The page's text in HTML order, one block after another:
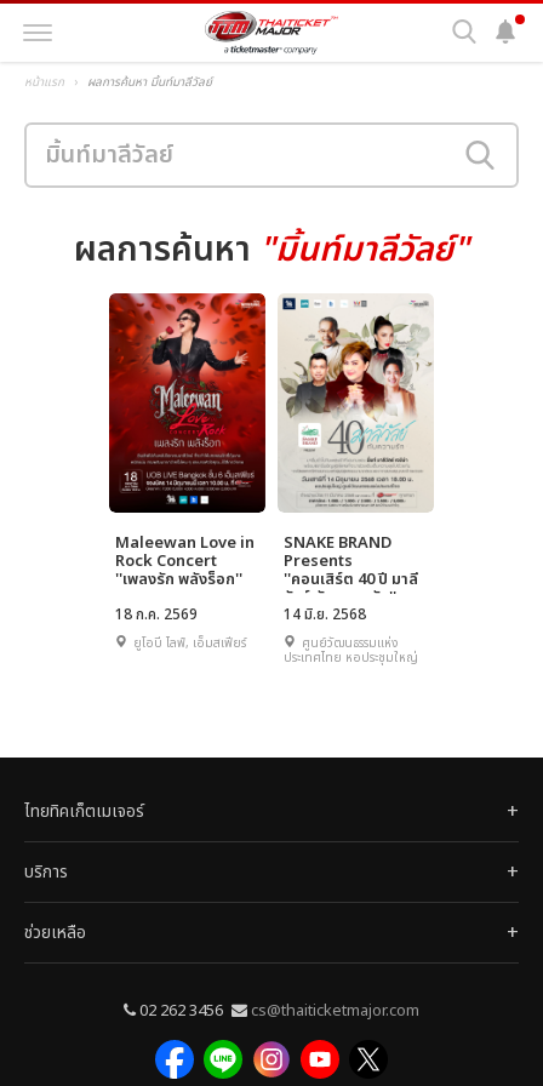
หน้าแรก ผลการค้นหา มิ้นท์มาลีวัลย์
ผลการค้นหา "มิ้นท์มาลีวัลย์"
Maleewan Love in
Rock Concert
''เพลงรัก พลังร็อก''
18 ก.ค. 2569
ยูโอบี ไลฟ์, เอ็มสเฟียร์
SNAKE BRAND
Presents
''คอนเสิร์ต 40 ปี มาลี
วัลย์ กับ ความรัก''
14 มิ.ย. 2568
ศูนย์วัฒนธรรมแห่ง
ประเทศไทย หอประชุมใหญ่
ไทยทิคเก็ตเมเจอร์
บริการ
ช่วยเหลือ
02 262 3456 cs@thaiticketmajor.com